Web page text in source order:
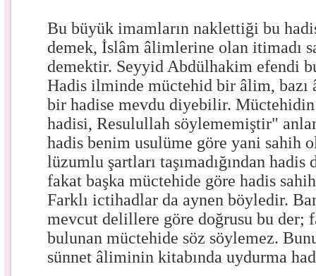
Bu büyük imamların naklettiği bu
demek, İslâm âlimlerine olan itimadı
demektir. Seyyid Abdülhakim efendi
Hadis ilminde müctehid bir âlim,
bir hadise mevdu diyebilir.
hadisi, Resulullah söylememiştir"
hadis benim usulüme göre yani sahih
lüzumlu şartları taşımadığından
fakat başka müctehide göre hadis
Farklı ictihadlar da aynen böyledir.
mevcut delillere göre doğrusu bu der;
bulunan müctehide söz söylemez.
sünnet âliminin kitabında uydurma